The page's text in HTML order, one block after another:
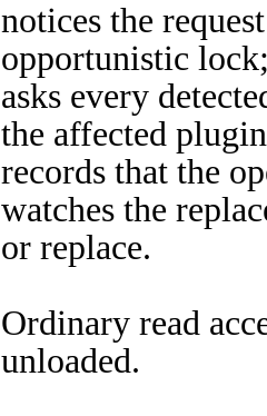
notices the
opportunistic
asks every
the affected
records that the
watches the
or replace.
Ordinary read
unloaded.